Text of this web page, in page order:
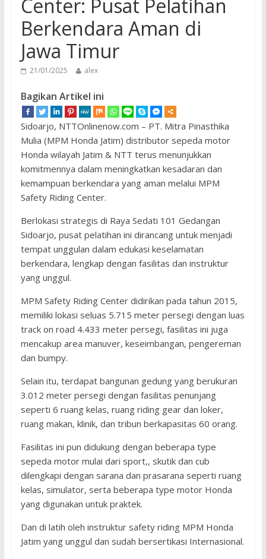
Center: Pusat Pelatihan
Berkendara Aman di
Jawa Timur
21/01/2025 alex
Bagikan Artikel ini
Sidoarjo, NTTOnlinenow.com – PT. Mitra Pinasthika
Mulia (MPM Honda Jatim) distributor sepeda motor
Honda wilayah Jatim & NTT terus menunjukkan
komitmennya dalam meningkatkan kesadaran dan
kemampuan berkendara yang aman melalui MPM
Safety Riding Center.
Berlokasi strategis di Raya Sedati 101 Gedangan
Sidoarjo, pusat pelatihan ini dirancang untuk menjadi
tempat unggulan dalam edukasi keselamatan
berkendara, lengkap dengan fasilitas dan instruktur
yang unggul.
MPM Safety Riding Center didirikan pada tahun 2015,
memiliki lokasi seluas 5.715 meter persegi dengan luas
track on road 4.433 meter persegi, fasilitas ini juga
mencakup area manuver, keseimbangan, pengereman
dan bumpy.
Selain itu, terdapat bangunan gedung yang berukuran
3.012 meter persegi dengan fasilitas penunjang
seperti 6 ruang kelas, ruang riding gear dan loker,
ruang makan, klinik, dan tribun berkapasitas 60 orang.
Fasilitas ini pun didukung dengan beberapa type
sepeda motor mulai dari sport,, skutik dan cub
dilengkapi dengan sarana dan prasarana seperti ruang
kelas, simulator, serta beberapa type motor Honda
yang digunakan untuk praktek.
Dan di latih oleh instruktur safety riding MPM Honda
Jatim yang unggul dan sudah bersertikasi Internasional.